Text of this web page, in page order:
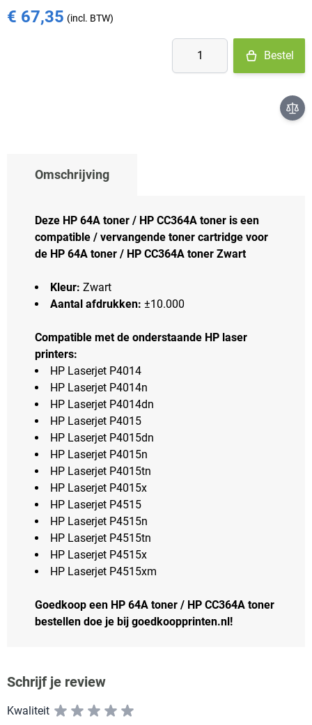
€ 67,35
Aantal
Bestel
Omschrijving
Deze HP 64A toner / HP CC364A toner is een
compatible / vervangende toner cartridge voor
de HP 64A toner / HP CC364A toner Zwart
Kleur: Zwart
Aantal afdrukken: ±10.000
Compatible met de onderstaande HP laser
printers:
HP Laserjet P4014
HP Laserjet P4014n
HP Laserjet P4014dn
HP Laserjet P4015
HP Laserjet P4015dn
HP Laserjet P4015n
HP Laserjet P4015tn
HP Laserjet P4015x
HP Laserjet P4515
HP Laserjet P4515n
HP Laserjet P4515tn
HP Laserjet P4515x
HP Laserjet P4515xm
Goedkoop een HP 64A toner / HP CC364A toner
bestellen doe je bij goedkoopprinten.nl!
Schrijf je review
Kwaliteit